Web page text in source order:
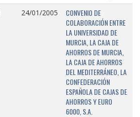
24/01/2005
CONVENIO DE
COLABORACIÓN ENTRE
LA UNIVERSIDAD DE
MURCIA, LA CAJA DE
AHORROS DE MURCIA,
LA CAJA DE AHORROS
DEL MEDITERRÁNEO, LA
CONFEDERACIÓN
ESPAÑOLA DE CAJAS DE
AHORROS Y EURO
6000, S.A.